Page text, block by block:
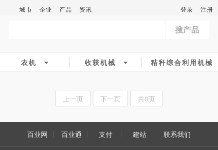
城市 企业 产品 资讯 登录 注册
搜产品
农机 收获机械 秸秆综合利用机械
上一页 下一页 共0页
百业网 百业通 支付 建站 联系我们